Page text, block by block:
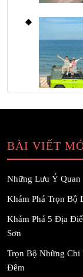
BÀI VIẾT
Những Lưu Ý
Khám Phá Trọn Bộ
Khám Phá 5 Địa
Sơn
Trọn Bộ Những
Đêm